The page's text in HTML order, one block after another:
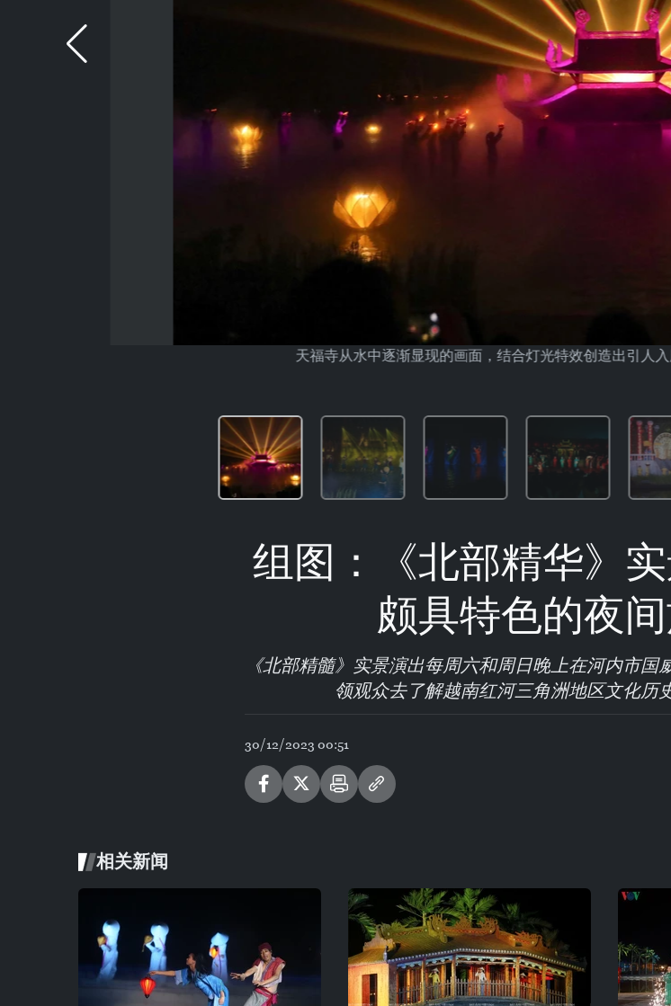
天福寺从水中逐渐显现的画面，结合灯光特效创造出引人
组图：《北部精华》
颇具特色的夜
《北部精髓》实景演出每周六和周日晚上在河内市
领观众去了解越南红河三角洲地区文化历
30/12/2023 00:51
相关新闻